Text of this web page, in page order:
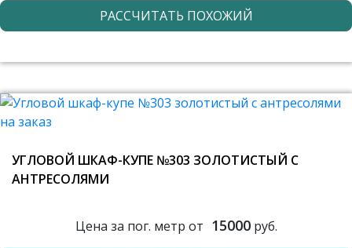
РАССЧИТАТЬ ПОХОЖИЙ
УГЛОВОЙ ШКАФ-КУПЕ №303 ЗОЛОТИСТЫЙ С
АНТРЕСОЛЯМИ
Цена за пог. метр от 15000руб.